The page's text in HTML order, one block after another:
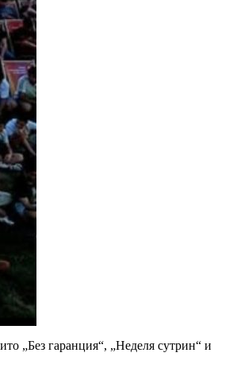
„Без гаранция“, „Неделя сутрин“ и